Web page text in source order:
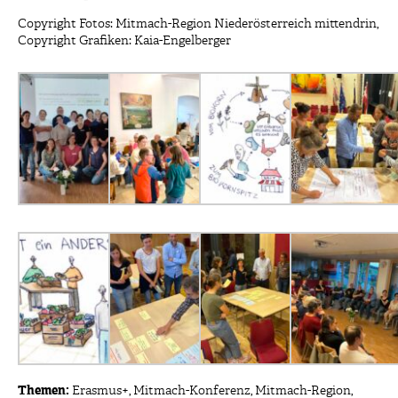
Copyright Fotos: Mitmach-Region Niederösterreich mittendrin,
Copyright Grafiken: Kaia-Engelberger
Themen: Erasmus+ Mitmach-Konferenz Mitmach-Region